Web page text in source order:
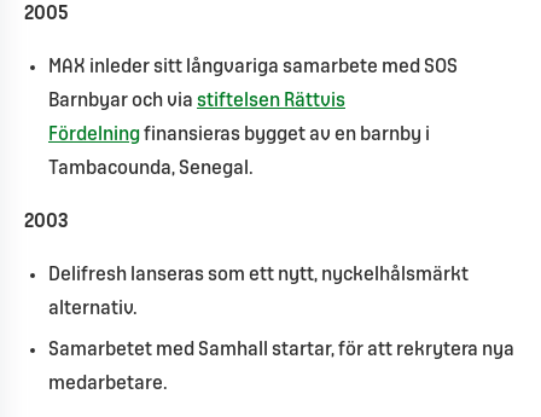
2005
MAX inleder sitt långvariga samarbete med SOS
Barnbyar och via stiftelsen Rättvis
Fördelning finansieras bygget av en barnby i
Tambacounda, Senegal.
2003
Delifresh lanseras som ett nytt, nyckelhålsmärkt
alternativ.
Samarbetet med Samhall startar, för att rekrytera nya
medarbetare.